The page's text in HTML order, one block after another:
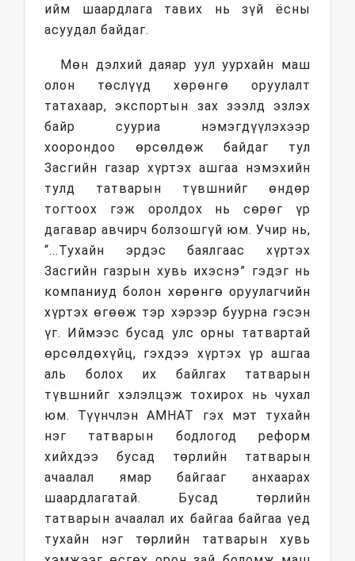
ийм шаардлага тавих нь зүй ёсны
асуудал байдаг.
Мөн дэлхий даяар уул уурхайн маш
олон төслүүд хөрөнгө оруулалт
татахаар, экспортын зах зээлд эзлэх
байр сууриа нэмэгдүүлэхээр
хоорондоо өрсөлдөж байдаг тул
Засгийн газар хүртэх ашгаа нэмэхийн
тулд татварын түвшнийг өндөр
тогтоох гэж оролдох нь сөрөг үр
дагавар авчирч болзошгүй юм. Учир нь,
“...Тухайн эрдэс баялгаас хүртэх
Засгийн газрын хувь ихэснэ” гэдэг нь
компаниуд болон хөрөнгө оруулагчийн
хүртэх өгөөж тэр хэрээр буурна гэсэн
үг. Иймээс бусад улс орны татвартай
өрсөлдөхүйц, гэхдээ хүртэх үр ашгаа
аль болох их байлгах татварын
түвшнийг хэлэлцэж тохирох нь чухал
юм. Түүнчлэн АМНАТ гэх мэт тухайн
нэг татварын бодлогод реформ
хийхдээ бусад төрлийн татварын
ачаалал ямар байгааг анхаарах
шаардлагатай. Бусад төрлийн
татварын ачаалал их байгаа байгаа үед
тухайн нэг төрлийн татварын хувь